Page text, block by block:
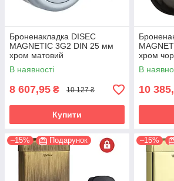
Броненакладка DISEC
MAGNETIC 3G2 DIN 25 мм
хром матовий
В наявності
8 607,95 ₴ 10 127 ₴
Купити
хром
В
10
–15% Подарунок –15%